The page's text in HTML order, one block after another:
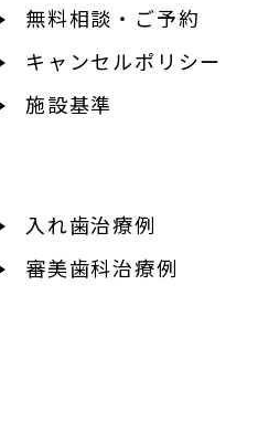
無料相談・ご予約
キャンセルポリシー
施設基準
入れ歯治療例
審美歯科治療例